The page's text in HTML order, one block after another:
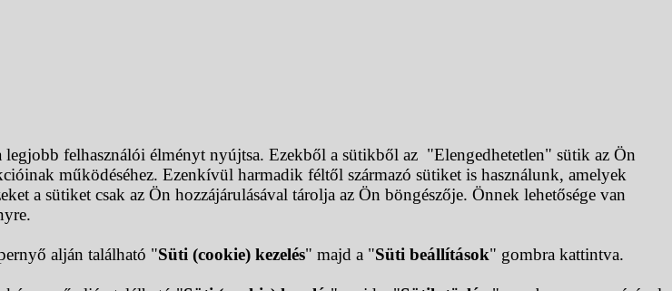
felhasználói élményt nyújtsa. Ezekből a sütikből az "Elengedhetetlen" sütik az Ön
működéséhez. Ezenkívül harmadik féltől származó sütiket is használunk, amelyek
a sütiket csak az Ön hozzájárulásával tárolja az Ön böngészője. Önnek lehetősége van
alján található "Süti (cookie) kezelés" majd a "Süti beállítások" gombra kattintva.